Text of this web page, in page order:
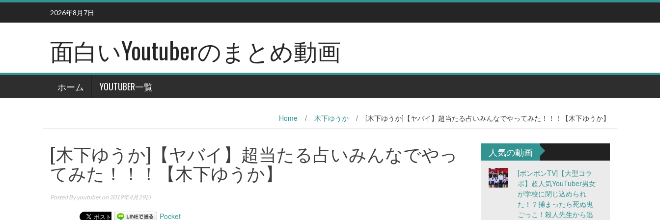
Skip
content
2026年8月7日
面白いYoutuberのまとめ動画
ホーム YOUTUBER一覧
Home / 木下ゆうか / [木下ゆうか]【ヤバイ】超当たる占いみんなでやってみた！！！【木下ゆうか】
[木下ゆうか]【ヤバイ】超当たる占いみんなでやっ
てみた！！！【木下ゆうか】
Posted By youtuberon 2019年4月29日
Pocket
人気の動画
[ボンボンTV]【大型コラ
ボ】超人気YouTuber男女
が学校に閉じ込められ
た！？捕まったら死ぬ鬼
ごっこ！殺人先生から逃